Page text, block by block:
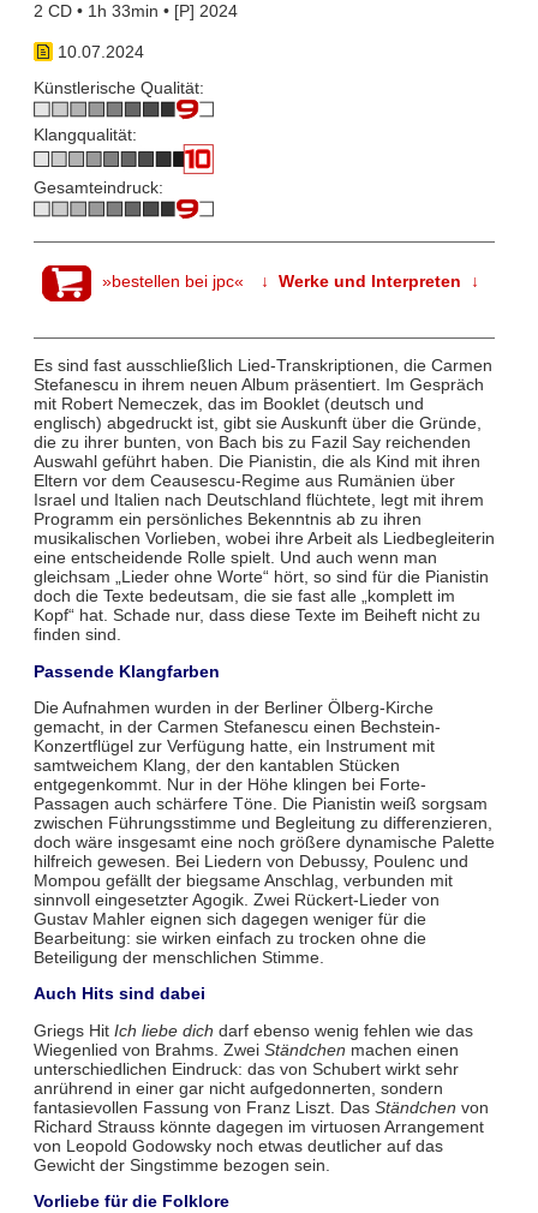
2 CD • 1h 33min • [P] 2024
10.07.2024
Künstlerische Qualität:
Klangqualität:
Gesamteindruck:
»bestellen bei jpc« ↓ Werke und Interpreten ↓
Es sind fast ausschließlich Lied-Transkriptionen, die Carmen
Stefanescu in ihrem neuen Album präsentiert. Im Gespräch
mit Robert Nemeczek, das im Booklet (deutsch und
englisch) abgedruckt ist, gibt sie Auskunft über die Gründe,
die zu ihrer bunten, von Bach bis zu Fazil Say reichenden
Auswahl geführt haben. Die Pianistin, die als Kind mit ihren
Eltern vor dem Ceausescu-Regime aus Rumänien über
Israel und Italien nach Deutschland flüchtete, legt mit ihrem
Programm ein persönliches Bekenntnis ab zu ihren
musikalischen Vorlieben, wobei ihre Arbeit als Liedbegleiterin
eine entscheidende Rolle spielt. Und auch wenn man
gleichsam „Lieder ohne Worte“ hört, so sind für die Pianistin
doch die Texte bedeutsam, die sie fast alle „komplett im
Kopf“ hat. Schade nur, dass diese Texte im Beiheft nicht zu
finden sind.
Passende Klangfarben
Die Aufnahmen wurden in der Berliner Ölberg-Kirche
gemacht, in der Carmen Stefanescu einen Bechstein-
Konzertflügel zur Verfügung hatte, ein Instrument mit
samtweichem Klang, der den kantablen Stücken
entgegenkommt. Nur in der Höhe klingen bei Forte-
Passagen auch schärfere Töne. Die Pianistin weiß sorgsam
zwischen Führungsstimme und Begleitung zu differenzieren,
doch wäre insgesamt eine noch größere dynamische Palette
hilfreich gewesen. Bei Liedern von Debussy, Poulenc und
Mompou gefällt der biegsame Anschlag, verbunden mit
sinnvoll eingesetzter Agogik. Zwei Rückert-Lieder von
Gustav Mahler eignen sich dagegen weniger für die
Bearbeitung: sie wirken einfach zu trocken ohne die
Beteiligung der menschlichen Stimme.
Auch Hits sind dabei
Griegs Hit Ich liebe dich darf ebenso wenig fehlen wie das
Wiegenlied von Brahms. Zwei Ständchen machen einen
unterschiedlichen Eindruck: das von Schubert wirkt sehr
anrührend in einer gar nicht aufgedonnerten, sondern
fantasievollen Fassung von Franz Liszt. Das Ständchen von
Richard Strauss könnte dagegen im virtuosen Arrangement
von Leopold Godowsky noch etwas deutlicher auf das
Gewicht der Singstimme bezogen sein.
Vorliebe für die Folklore